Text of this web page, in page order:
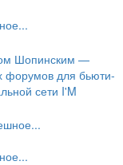
Шопинским —
форумов для бьюти-
сети I'M